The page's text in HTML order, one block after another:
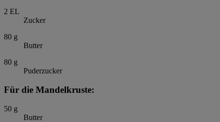
2 EL
Zucker
80 g
Butter
80 g
Puderzucker
Für die Mandelkruste:
50 g
Butter